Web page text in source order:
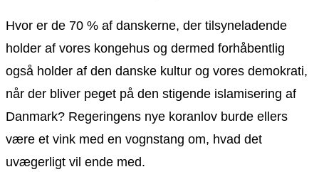
Hvor er de 70 % af danskerne, der tilsyneladende
holder af vores kongehus og dermed forhåbentlig
også holder af den danske kultur og vores demokrati,
når der bliver peget på den stigende islamisering af
Danmark? Regeringens nye koranlov burde ellers
være et vink med en vognstang om, hvad det
uvægerligt vil ende med.